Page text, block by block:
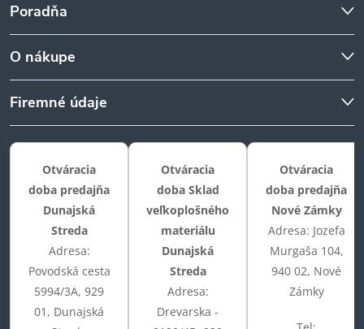
Poradňa
O nákupe
Firemné údaje
Otváracia
doba predajňa
Dunajská
Streda
Adresa:
Povodská cesta
5994/3A, 929
01, Dunajská
Otváracia
doba Sklad
veľkoplošného
materiálu
Dunajská
Streda
Adresa:
Drevarska -
Otváracia
doba predajňa
Nové Zámky
Adresa: Jozefa
Murgaša 104,
940 02, Nové
Zámky